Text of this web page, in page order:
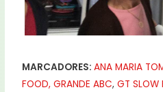
MARCADORES:ANA MARIA
FOOD, GRANDE ABC,GT SLOW